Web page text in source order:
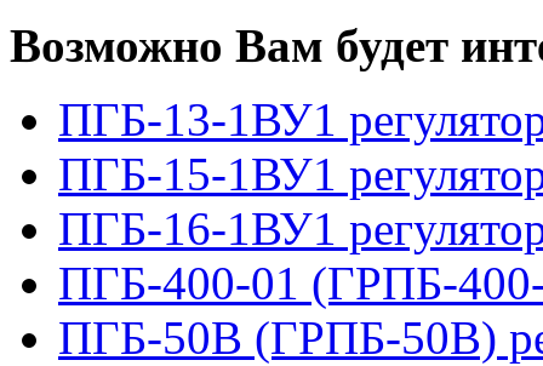
Возможно Вам будет
ПГБ-13-1ВУ1
ПГБ-15-1ВУ1
ПГБ-16-1ВУ1
ПГБ-400-01 (ГРПБ-
ПГБ-50В (ГРПБ-50В)